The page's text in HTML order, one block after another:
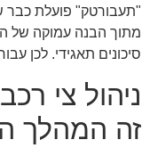
"תעבורטק" פועלת כבר
מתוך הבנה עמוקה של
סיכונים תאגידי. לכן
ניהול צי
זה המהלך